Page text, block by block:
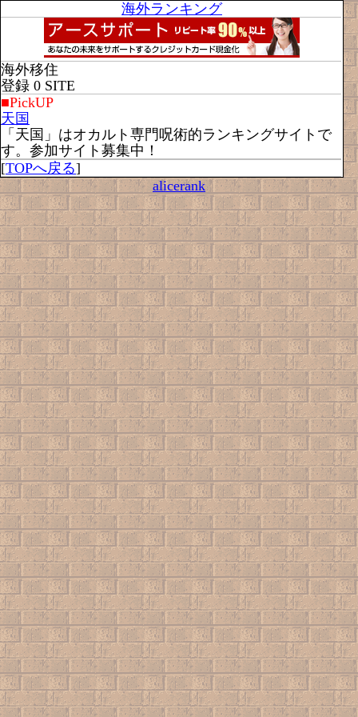
海外ランキング
海外移住
登録 0 SITE
■PickUP
天国
「天国」はオカルト専門呪術的ランキングサイトで
す。参加サイト募集中！
[TOPへ戻る]
alicerank